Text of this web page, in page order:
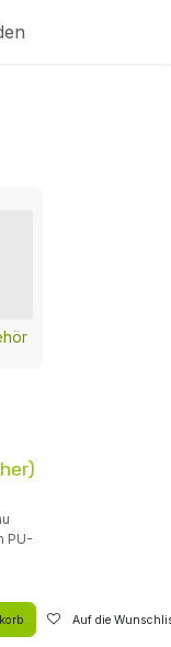
PU-
Auf die